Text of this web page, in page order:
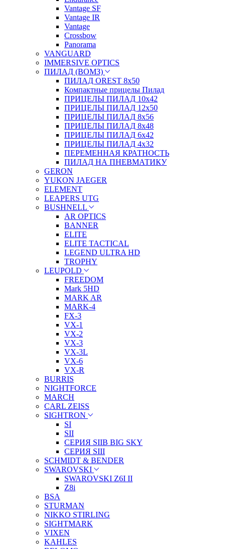
Vantage SF
Vantage IR
Vantage
Crossbow
Panorama
VANGUARD
IMMERSIVE OPTICS
ПИЛАД (ВОМЗ)
ПИЛАД OREST 8х50
Компактные прицелы Пилад
ПРИЦЕЛЫ ПИЛАД 10х42
ПРИЦЕЛЫ ПИЛАД 12х50
ПРИЦЕЛЫ ПИЛАД 8х56
ПРИЦЕЛЫ ПИЛАД 8х48
ПРИЦЕЛЫ ПИЛАД 6х42
ПРИЦЕЛЫ ПИЛАД 4х32
ПЕРЕМЕННАЯ КРАТНОСТЬ
ПИЛАД НА ПНЕВМАТИКУ
GERON
YUKON JAEGER
ELEMENT
LEAPERS UTG
BUSHNELL
AR OPTICS
BANNER
ELITE
ELITE TACTICAL
LEGEND ULTRA HD
TROPHY
LEUPOLD
FREEDOM
Mark 5HD
MARK AR
MARK-4
FX-3
VX-1
VX-2
VX-3
VX-3L
VX-6
VX-R
BURRIS
NIGHTFORCE
MARCH
CARL ZEISS
SIGHTRON
SI
SII
СЕРИЯ SIIB BIG SKY
СЕРИЯ SIII
SCHMIDT & BENDER
SWAROVSKI
SWAROVSKI Z6I II
Z8i
BSA
STURMAN
NIKKO STIRLING
SIGHTMARK
VIXEN
KAHLES